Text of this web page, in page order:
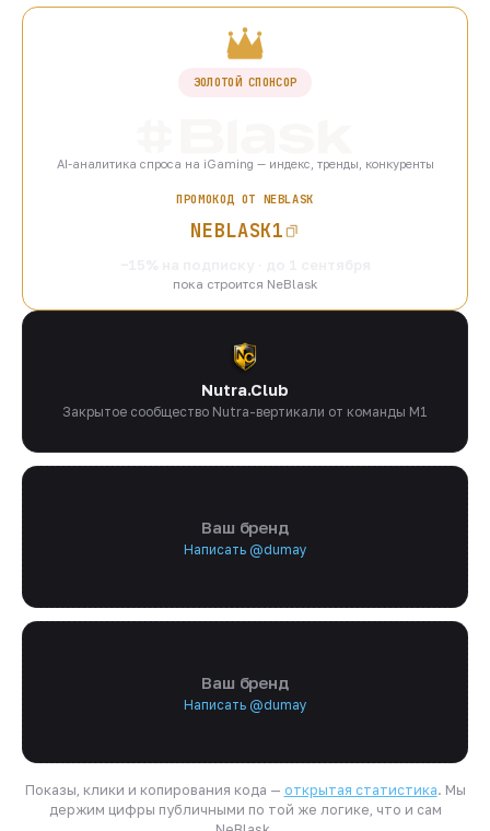
ЗОЛОТОЙ СПОНСОР
AI-аналитика спроса на iGaming — индекс, тренды, конкуренты
ПРОМОКОД ОТ NEBLASK
NEBLASK1
пока строится NeBlask
Nutra.Club
Закрытое сообщество Nutra-вертикали от команды M1
Ваш бренд
Написать @dumay
Ваш бренд
Написать @dumay
Показы, клики и копирования кода — открытая статистика. Мы
держим цифры публичными по той же логике, что и сам